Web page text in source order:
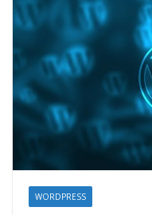
WORDPRESS